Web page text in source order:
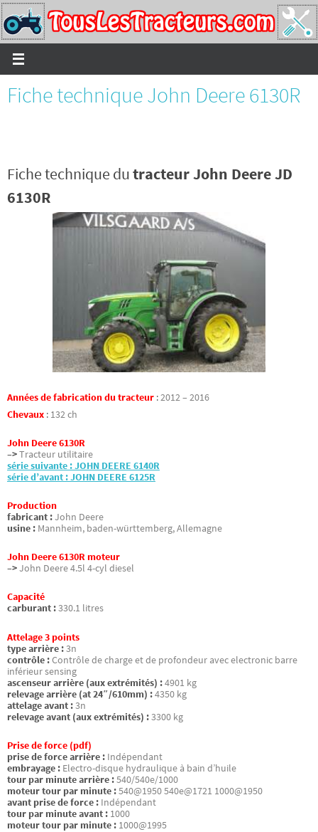
Passer
vers
le
contenu
Fiche technique John Deere 6130R
Fiche technique dutracteur John Deere JD
6130R
Années de fabrication du tracteur :2012 – 2016
Chevaux : 132 ch
John Deere 6130R
–>Tracteur utilitaire
série suivante : JOHN DEERE 6140R
série d’avant : JOHN DEERE 6125R
Production
fabricant :John Deere
usine : Mannheim, baden-württemberg, Allemagne
John Deere 6130R moteur
–>John Deere 4.5l 4-cyl diesel
Capacité
carburant :330.1 litres
Attelage 3 points
type arrière :3n
contrôle :Contrôle de charge et de profondeur avec electronic barre
inférieur sensing
ascenseur arrière (aux extrémités) :4901 kg
relevage arrière (at 24″/610mm) :4350 kg
attelage avant :3n
relevage avant (aux extrémités) :3300 kg
Prise de force (pdf)
prise de force arrière : Indépendant
embrayage : Electro-disque hydraulique à bain d’huile
tour par minute arrière :540/540e/1000
moteur tour par minute :540@1950 540e@1721 1000@1950
avant prise de force : Indépendant
tour par minute avant : 1000
moteur tour par minute : 1000@1995